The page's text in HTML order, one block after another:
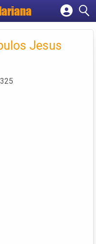
empresa
Jesus
325